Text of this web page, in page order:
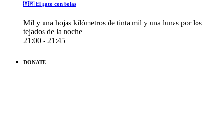
🇦🇷 El gato con bolas
Mil y una hojas kilómetros de tinta mil y una lunas por los
tejados de la noche
21:00 - 21:45
DONATE